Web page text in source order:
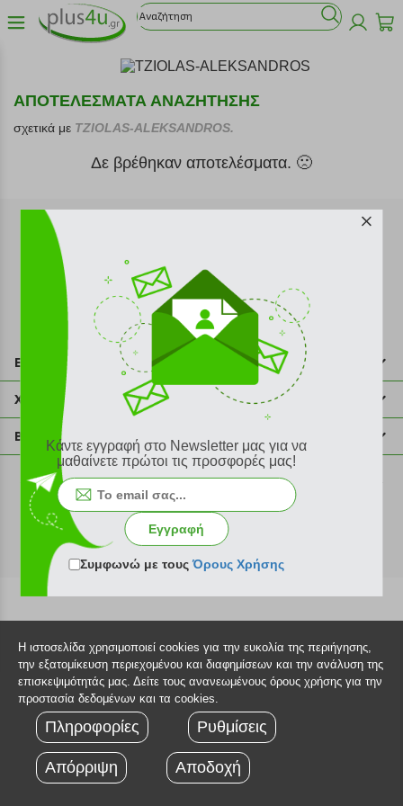
ΑΠΟΤΕΛΕΣΜΑΤΑ ΑΝΑΖΗΤΗΣΗΣ
σχετικά με TZIOLAS-ALEKSANDROS.
Δε βρέθηκαν αποτελέσματα. 🙁
Εγγραφή στο newsletter
Επικοινωνία
211 2000 700
info@plus4u.gr
Χρήσιμες πληροφορίες
Η εταιρία
Σημεία παραλαβής
Ευκαιρίες καριέρας
Όροι χρήσης
Sitemap
Βοήθεια
Εξέλιξη παραγγελίας
Τρόποι παραγγελίας
Τρόποι πληρωμής
Τρόποι αποστολής
Πολιτική επιστροφών
Τεχνική υποστήριξη
©2026 Plus4u.gr
Κάντε εγγραφή στο Newsletter μας για να
μαθαίνετε πρώτοι τις προσφορές μας!
Εγγραφή
Συμφωνώ με τουςΌρους Χρήσης
Η ιστοσελίδα χρησιμοποιεί cookies για την ευκολία της περιήγησης,
την εξατομίκευση περιεχομένου και διαφημίσεων και την ανάλυση της
επισκεψιμότητάς μας. Δείτε τους ανανεωμένους όρους χρήσης για την
προστασία δεδομένων και τα cookies.
Πληροφορίες Ρυθμίσεις
Απόρριψη Αποδοχή